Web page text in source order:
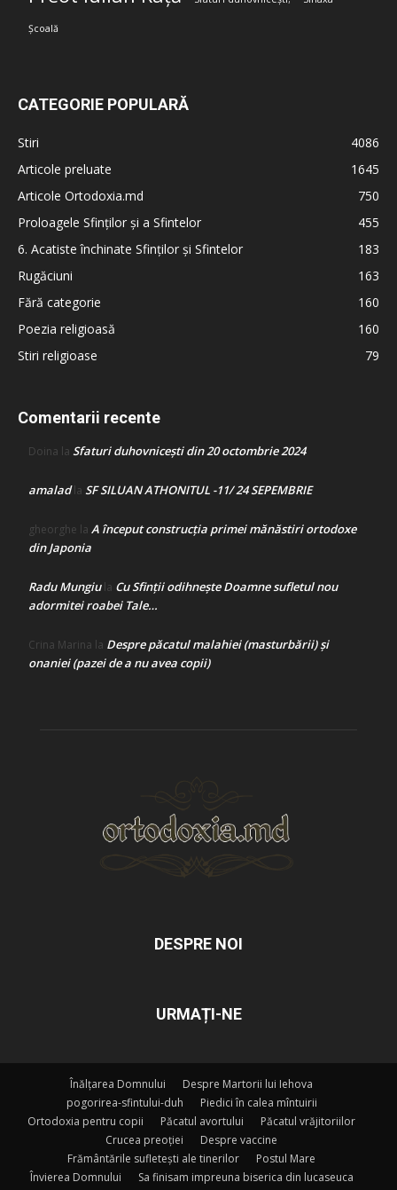
Școală
CATEGORIE POPULARĂ
Stiri
4086
Articole preluate
1645
Articole Ortodoxia.md
750
Proloagele Sfinților și a Sfintelor
455
6. Acatiste închinate Sfinților și Sfintelor
183
Rugăciuni
163
Fără categorie
160
Poezia religioasă
160
Stiri religioase
79
Comentarii recente
Doina la Sfaturi duhovnicești din 20 octombrie 2024
amaladla SF SILUAN ATHONITUL -11/ 24 SEPEMBRIE
gheorghe la A început construcţia primei mănăstiri ortodoxe
din Japonia
Radu Mungiula Cu Sfinții odihnește Doamne sufletul nou
adormitei roabei Tale…
Crina Marina la Despre păcatul malahiei (masturbării) şi
onaniei (pazei de a nu avea copii)
DESPRE NOI
URMAȚI-NE
Înălțarea Domnului
Despre Martorii lui Iehova
pogorirea-sfintului-duh
Piedici în calea mîntuirii
Ortodoxia pentru copii
Păcatul avortului
Păcatul vrăjitoriilor
Crucea preoției
Despre vaccine
Frământările sufletești ale tinerilor
Postul Mare
Învierea Domnului
Sa finisam impreuna biserica din lucaseuca